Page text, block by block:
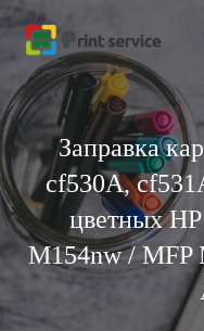
Перейти
содержимому
Заправка
cf530A,
цветных
M154nw / MFP